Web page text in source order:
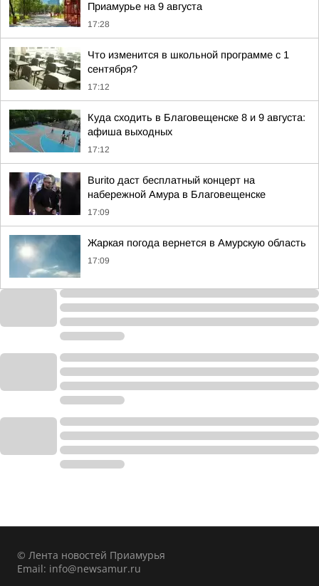
Приамурье на 9 августа
17:28
Что изменится в школьной программе с 1
сентября?
17:12
Куда сходить в Благовещенске 8 и 9 августа:
афиша выходных
17:12
Burito даст бесплатный концерт на
набережной Амура в Благовещенске
17:09
Жаркая погода вернется в Амурскую область
17:09
© Лента новостей Приамурья
Email: info@newsamur.ru